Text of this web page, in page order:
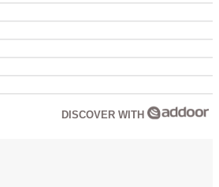
DISCOVER WITH